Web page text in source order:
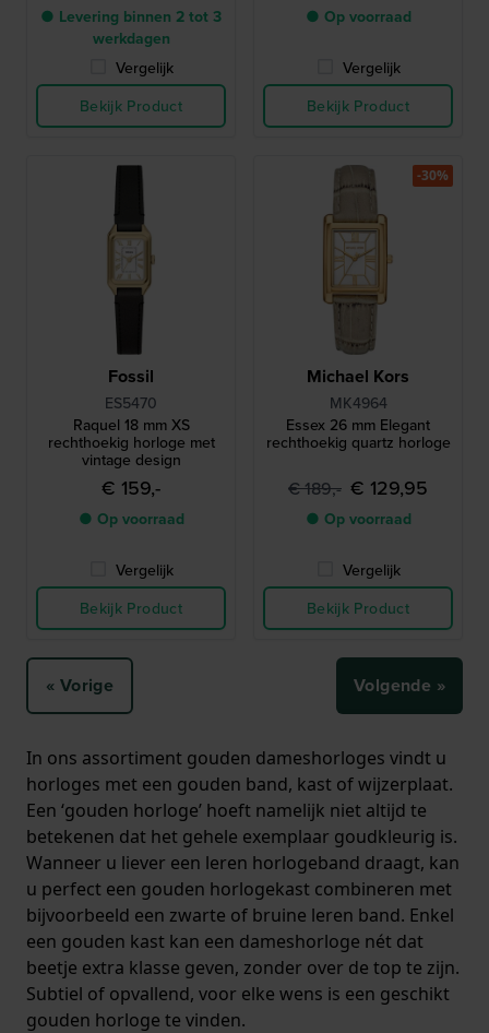
● Levering binnen 2 tot 3
werkdagen
Vergelijk
Bekijk Product
● Op voorraad
Vergelijk
Bekijk Product
Fossil
ES5470
Raquel 18 mm XS
rechthoekig horloge met
vintage design
€ 159,-
● Op voorraad
Vergelijk
Bekijk Product
Michael Kors
MK4964
Essex 26 mm Elegant
rechthoekig quartz horloge
€ 189,- € 129,95
● Op voorraad
Vergelijk
Bekijk Product
-30%
« Vorige Volgende »
In ons assortiment gouden dameshorloges vindt u
horloges met een gouden band, kast of wijzerplaat.
Een ‘gouden horloge’ hoeft namelijk niet altijd te
betekenen dat het gehele exemplaar goudkleurig is.
Wanneer u liever een leren horlogeband draagt, kan
u perfect een gouden horlogekast combineren met
bijvoorbeeld een zwarte of bruine leren band. Enkel
een gouden kast kan een dameshorloge nét dat
beetje extra klasse geven, zonder over de top te zijn.
Subtiel of opvallend, voor elke wens is een geschikt
gouden horloge te vinden.